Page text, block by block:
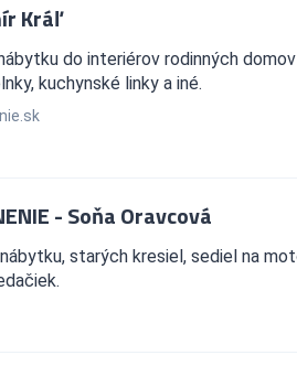
Kráľ
do interiérov rodinných
kuchynské linky a iné.
- Soňa Oravcová
starých kresiel, sediel na